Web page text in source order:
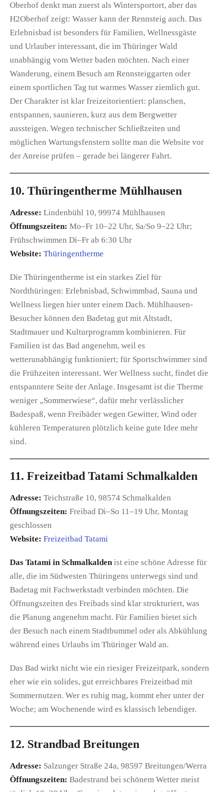
Oberhof denkt man zuerst als Wintersportort, aber das
H2Oberhof zeigt: Wasser kann der Rennsteig auch. Das
Erlebnisbad ist besonders für Familien, Wellnessgäste
und Urlauber interessant, die im Thüringer Wald
unabhängig vom Wetter baden möchten. Nach einer
Wanderung, einem Besuch am Rennsteiggarten oder
einem sportlichen Tag tut warmes Wasser ziemlich gut.
Der Charakter ist klar freizeitorientiert: planschen,
entspannen, saunieren, kurz aus dem Bergwetter
aussteigen. Wegen technischer Schließzeiten und
möglichen Wartungsfenstern sollte man die Website vor
der Anreise prüfen – gerade bei längerer Fahrt.
10. Thüringentherme Mühlhausen
Adresse: Lindenbühl 10, 99974 Mühlhausen
Öffnungszeiten: Mo–Fr 10–22 Uhr, Sa/So 9–22 Uhr;
Frühschwimmen Di–Fr ab 6:30 Uhr
Website: Thüringentherme
Die Thüringentherme ist ein starkes Ziel für
Nordthüringen: Erlebnisbad, Schwimmbad, Sauna und
Wellness liegen hier unter einem Dach. Mühlhausen-
Besucher können den Badetag gut mit Altstadt,
Stadtmauer und Kulturprogramm kombinieren. Für
Familien ist das Bad angenehm, weil es
wetterunabhängig funktioniert; für Sportschwimmer sind
die Frühzeiten interessant. Wer Wellness sucht, findet die
entspanntere Seite der Anlage. Insgesamt ist die Therme
weniger „Sommerwiese“, dafür mehr verlässlicher
Badespaß, wenn Freibäder wegen Gewitter, Wind oder
kühleren Temperaturen plötzlich keine gute Idee mehr
sind.
11. Freizeitbad Tatami Schmalkalden
Adresse: Teichstraße 10, 98574 Schmalkalden
Öffnungszeiten: Freibad Di–So 11–19 Uhr, Montag
geschlossen
Website: Freizeitbad Tatami
Das Tatami in Schmalkaldenist eine schöne Adresse für
alle, die im Südwesten Thüringens unterwegs sind und
Badetag mit Fachwerkstadt verbinden möchten. Die
Öffnungszeiten des Freibads sind klar strukturiert, was
die Planung angenehm macht. Für Familien bietet sich
der Besuch nach einem Stadtbummel oder als Abkühlung
während eines Urlaubs im Thüringer Wald an.
Das Bad wirkt nicht wie ein riesiger Freizeitpark, sondern
eher wie ein solides, gut erreichbares Freizeitbad mit
Sommernutzen. Wer es ruhig mag, kommt eher unter der
Woche; am Wochenende wird es klassisch lebendiger.
12. Strandbad Breitungen
Adresse: Salzunger Straße 24a, 98597 Breitungen/Werra
Öffnungszeiten: Badestrand bei schönem Wetter meist